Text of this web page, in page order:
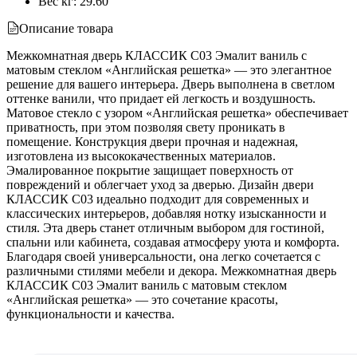
Описание товара
Межкомнатная дверь КЛАССИК C03 Эмалит ваниль с
матовым стеклом «Английская решетка» — это элегантное
решение для вашего интерьера. Дверь выполнена в светлом
оттенке ванили, что придает ей легкость и воздушность.
Матовое стекло с узором «Английская решетка» обеспечивает
приватность, при этом позволяя свету проникать в
помещение. Конструкция двери прочная и надежная,
изготовлена из высококачественных материалов.
Эмалированное покрытие защищает поверхность от
повреждений и облегчает уход за дверью. Дизайн двери
КЛАССИК C03 идеально подходит для современных и
классических интерьеров, добавляя нотку изысканности и
стиля. Эта дверь станет отличным выбором для гостиной,
спальни или кабинета, создавая атмосферу уюта и комфорта.
Благодаря своей универсальности, она легко сочетается с
различными стилями мебели и декора. Межкомнатная дверь
КЛАССИК C03 Эмалит ваниль с матовым стеклом
«Английская решетка» — это сочетание красоты,
функциональности и качества.